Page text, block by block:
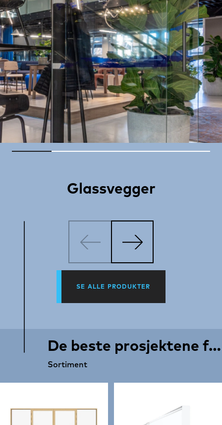
Brannglassdører
Glassvegger
SE ALLE PRODUKTER
De beste prosjektene fortjener de beste produktene
Sortiment